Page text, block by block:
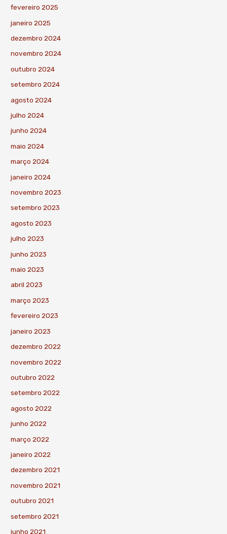
fevereiro 2025
janeiro 2025
dezembro 2024
novembro 2024
outubro 2024
setembro 2024
agosto 2024
julho 2024
junho 2024
maio 2024
março 2024
janeiro 2024
novembro 2023
setembro 2023
agosto 2023
julho 2023
junho 2023
maio 2023
abril 2023
março 2023
fevereiro 2023
janeiro 2023
dezembro 2022
novembro 2022
outubro 2022
setembro 2022
agosto 2022
junho 2022
março 2022
janeiro 2022
dezembro 2021
novembro 2021
outubro 2021
setembro 2021
junho 2021